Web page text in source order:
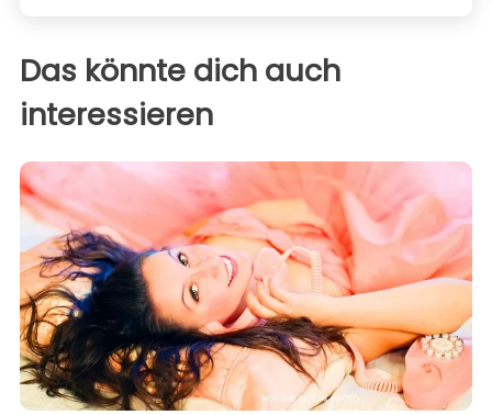
Das könnte dich auch
interessieren